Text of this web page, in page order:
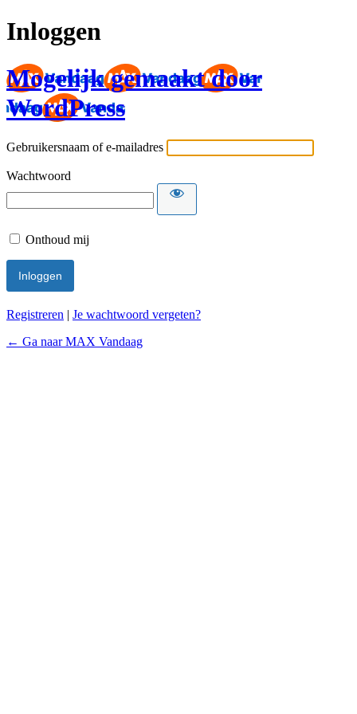
Inloggen
Mogelijk gemaakt door
WordPress
Gebruikersnaam of e-mailadres
Wachtwoord
Onthoud mij
Registreren | Je wachtwoord vergeten?
← Ga naar MAX Vandaag